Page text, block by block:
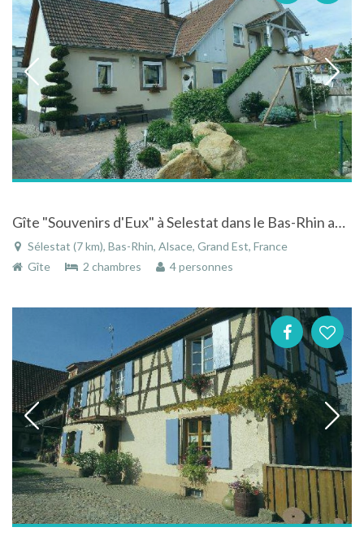
Gîte "Souvenirs d'Eux" à Selestat dans le Bas-Rhin au centre de l'Alsace
Sélestat (7 km), Bas-Rhin, Alsace, Grand Est, France
Gîte
2 chambres 4 personnes